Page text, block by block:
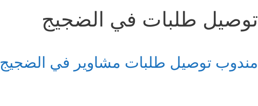
توصيل طلبات في الضجيج
مندوب توصيل طلبات مشاوير في الضجيج